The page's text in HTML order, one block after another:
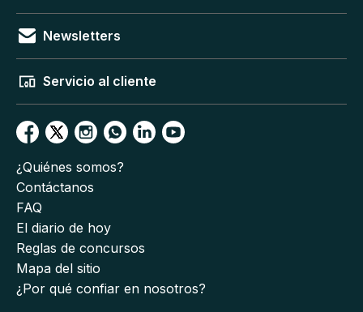
Newsletters
Servicio al cliente
¿Quiénes somos?
Contáctanos
FAQ
El diario de hoy
Reglas de concursos
Mapa del sitio
¿Por qué confiar en nosotros?